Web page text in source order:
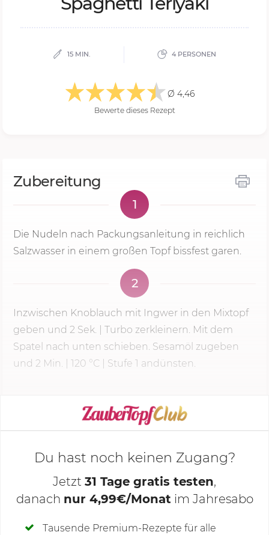
15 MIN. 4 PERSONEN
Ø 4,46
Bewerte dieses Rezept
Zubereitung
1
Die Nudeln nach Packungsanleitung in reichlich
Salzwasser in einem großen Topf bissfest garen.
2
Inzwischen Knoblauch mit Ingwer in den Mixtopf
geben und 2 Sek.
| Turbo zerkleinern. Mit dem
Spatel nach unten schieben. Sesamöl zugeben
und 2 Min. 120 °C Stufe 1 andünsten.
KOCHMODUS STARTEN
Deine Notizen
Du hast noch keinen Zugang?
Jetzt 31 Tage gratis testen,
danach nur 4,99€/Monat im Jahresabo
Tausende Premium-Rezepte für alle